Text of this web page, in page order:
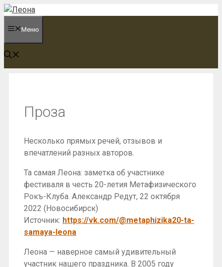
Перейти
содержимому
Меню
Проза
Несколько прямых речей, отзывов и
впечатлений разных авторов.
Та самая Леона: заметка об участнике
фестиваля в честь 20-летия Метафизического
Рокъ-Клуба. Александр Редут, 22 октября
2022 (Новосибирск)
Источник: https://vk.com/@metaphizika20-ta-
samaya-leona
Леона — наверное самый удивительный
участник нашего праздника. В 2005 году